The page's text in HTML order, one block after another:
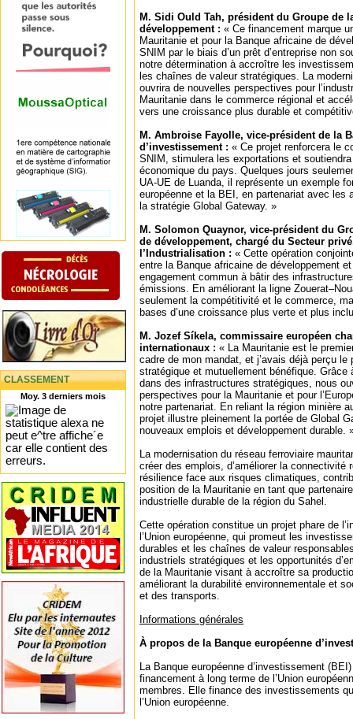
CLASSEMENT
Moy. 3 derniers mois
M. Sidi Ould Tah, président du Groupe de
développement : « Ce financement marque
Mauritanie et pour la Banque africaine de
SNIM par le biais d’un prêt d’entreprise non
notre détermination à accroître les
les chaînes de valeur stratégiques. La
ouvrira de nouvelles perspectives pour
Mauritanie dans le commerce régional et
vers une croissance plus durable et
M. Ambroise Fayolle, vice-président de la
d’investissement : « Ce projet renforcera le
SNIM, stimulera les exportations et
économique du pays. Quelques jours
UA-UE de Luanda, il représente un exemple
européenne et la BEI, en partenariat avec les
la stratégie Global Gateway. »
M. Solomon Quaynor, vice-président du
de développement, chargé du Secteur
l’Industrialisation : « Cette opération
entre la Banque africaine de développement
engagement commun à bâtir des
émissions. En améliorant la ligne
seulement la compétitivité et le commerce,
bases d’une croissance plus verte et plus
M. Jozef Síkela, commissaire européen
internationaux : « La Mauritanie est le
cadre de mon mandat, et j’avais déjà perçu le
stratégique et mutuellement bénéfique.
dans des infrastructures stratégiques, nous
perspectives pour la Mauritanie et pour
notre partenariat. En reliant la région minière
projet illustre pleinement la portée de Global
nouveaux emplois et développement durable.
La modernisation du réseau ferroviaire
créer des emplois, d’améliorer la connectivité
résilience face aux risques climatiques,
position de la Mauritanie en tant que
industrielle durable de la région du Sahel.
Cette opération constitue un projet phare de
l’Union européenne, qui promeut les
durables et les chaînes de valeur
industriels stratégiques et les opportunités
de la Mauritanie visant à accroître sa
améliorant la durabilité environnementale et
et des transports.
Informations générales
À propos de la Banque européenne
La Banque européenne d’investissement
financement à long terme de l’Union
membres. Elle finance des investissements
l’Union européenne.